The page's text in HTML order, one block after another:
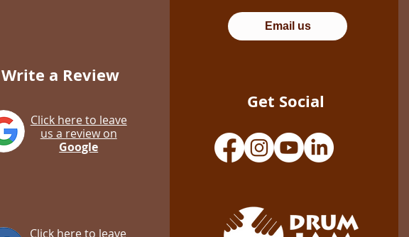
Write a Review
Click here to leave
us a review on
Google
Click here to leave
Email us
Get Social